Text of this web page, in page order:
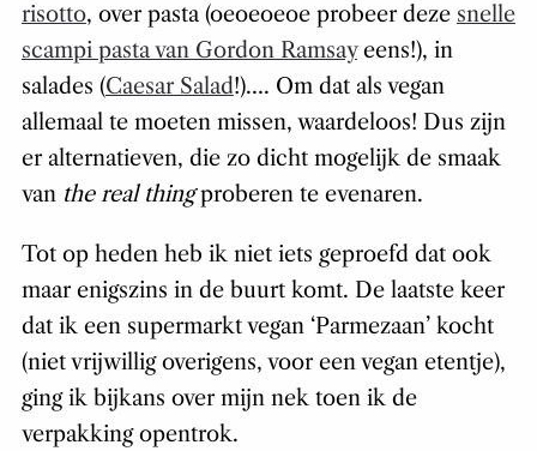
risotto, over pasta (oeoeoeoe probeer deze snelle
scampi pasta van Gordon Ramsayeens!), in
salades (Caesar Salad!)…. Om dat als vegan
allemaal te moeten missen, waardeloos! Dus zijn
er alternatieven, die zo dicht mogelijk de smaak
van the real thingproberen te evenaren.
Tot op heden heb ik niet iets geproefd dat ook
maar enigszins in de buurt komt. De laatste keer
dat ik een supermarkt vegan ‘Parmezaan’ kocht
(niet vrijwillig overigens, voor een vegan etentje),
ging ik bijkans over mijn nek toen ik de
verpakking opentrok.